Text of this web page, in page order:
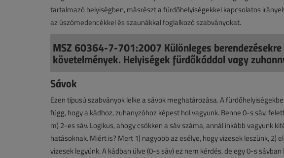
tartalmazó helyiségben, másrészt a fürdőhelyiségekkel kapcsolatos
az úszómedencékkel és szaunákkal foglalkozó szabványokat.
MSZ 60364-7-701:2007 Különleges
követelmények. Helyiségek fürdőkáddal vagy
Sávok
Ezen típusú szabványok lelke a sávok meghatározása. A
függ, hogy a kádhoz, zuhanyzóhoz képest hol vagyunk. Benne 0-s sáv,
m) 2-es sáv. Logikus, ahogy csökken a sáv száma, annál inkább vagyunk
hatásoknak. Miért is? Mert 1) nagyobb az esélye, hogy vizesek leszünk, 2)
vizesek legyünk. A kádban ülve (0-s sáv) ez nem kérdés, de egy 0-s